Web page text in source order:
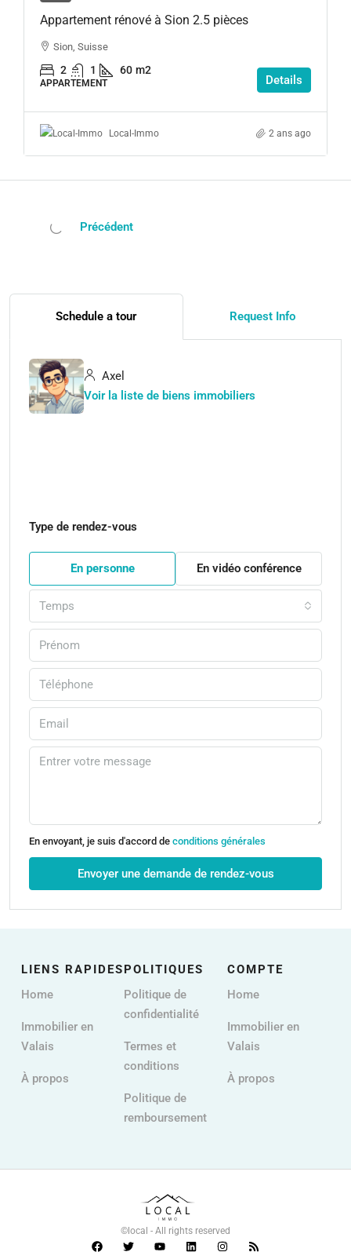
Appartement rénové à Sion 2.5 pièces
Sion, Suisse
2 1 60 m2
APPARTEMENT Details
Local-Immo 2 ans ago
Précédent
Schedule a tour Request Info
Axel
Voir la liste de biens immobiliers
Type de rendez-vous
En personne En vidéo conférence
Temps
En envoyant, je suis d'accord de conditions générales
Envoyer une demande de rendez-vous
LIENS RAPIDES
Home
Immobilier en
Valais
À propos
POLITIQUES
Politique de
confidentialité
Termes et
conditions
Politique de
remboursement
COMPTE
Home
Immobilier en
Valais
À propos
©local - All rights reserved